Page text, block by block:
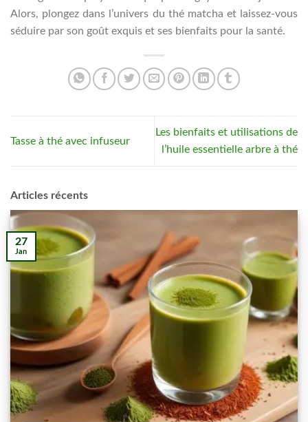
Alors, plongez dans l’univers du thé matcha et laissez-vous
séduire par son goût exquis et ses bienfaits pour la santé.
Tasse à thé avec infuseur
Les bienfaits et utilisations de
l’huile essentielle arbre à thé
Articles récents
27
Jan